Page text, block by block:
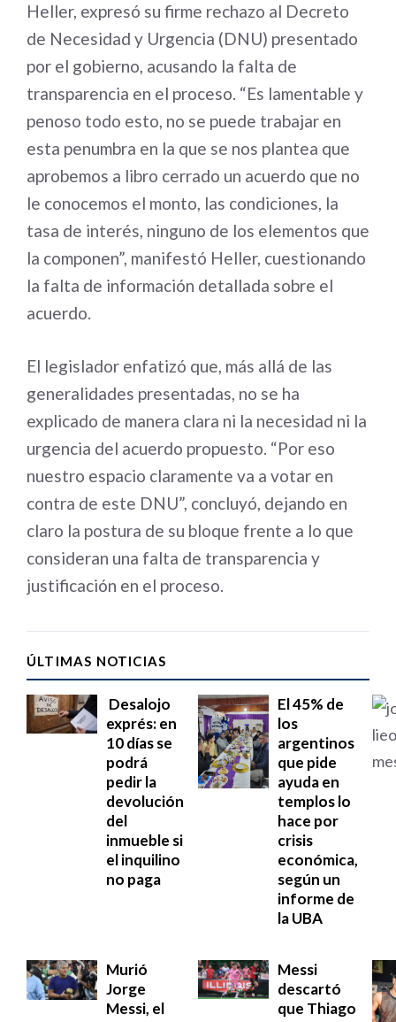
Heller, expresó su firme rechazo al Decreto
de Necesidad y Urgencia (DNU) presentado
por el gobierno, acusando la falta de
transparencia en el proceso. “Es lamentable y
penoso todo esto, no se puede trabajar en
esta penumbra en la que se nos plantea que
aprobemos a libro cerrado un acuerdo que no
le conocemos el monto, las condiciones, la
tasa de interés, ninguno de los elementos que
la componen”, manifestó Heller, cuestionando
la falta de información detallada sobre el
acuerdo.
El legislador enfatizó que, más allá de las
generalidades presentadas, no se ha
explicado de manera clara ni la necesidad ni la
urgencia del acuerdo propuesto. “Por eso
nuestro espacio claramente va a votar en
contra de este DNU”, concluyó, dejando en
claro la postura de su bloque frente a lo que
consideran una falta de transparencia y
justificación en el proceso.
ÚLTIMAS NOTICIAS
Desalojo
exprés: en
10 días se
podrá
pedir la
devolución
del
inmueble si
el inquilino
no paga
El 45% de
los
argentinos
que pide
ayuda en
templos lo
hace por
crisis
económica,
según un
informe de
la UBA
Murió
Jorge
Messi, el
Messi
descartó
que Thiago